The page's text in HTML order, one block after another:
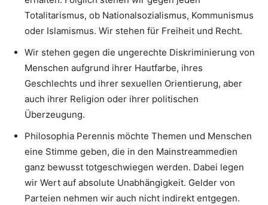
Totalitarismus, ob Nationalsozialismus, Kommunismus
oder Islamismus. Wir stehen für Freiheit und Recht.
Wir stehen gegen die ungerechte Diskriminierung von
Menschen aufgrund ihrer Hautfarbe, ihres
Geschlechts und ihrer sexuellen Orientierung, aber
auch ihrer Religion oder ihrer politischen
Überzeugung.
Philosophia Perennis möchte Themen und Menschen
eine Stimme geben, die in den Mainstreammedien
ganz bewusst totgeschwiegen werden. Dabei legen
wir Wert auf absolute Unabhängigkeit. Gelder von
Parteien nehmen wir auch nicht indirekt entgegen.